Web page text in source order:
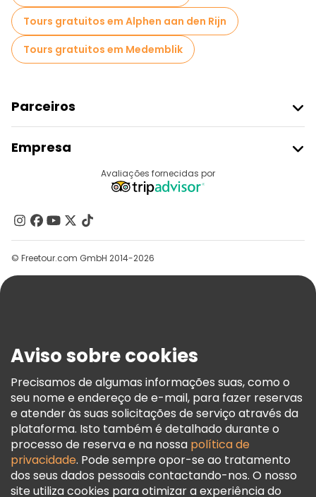
Tours gratuitos em Alphen aan den Rijn
Tours gratuitos em Medemblik
Parceiros
Registo Do Fornecedor
Programa De Afiliados
Empresa
Contacte-Nos
Grupos
Ajuda
Termos E Informações Legais
Política De Cookies
Freetour Prémios
Programa De Fidelidade
Avaliações fornecidas por
© Freetour.com GmbH 2014-2026
Aviso sobre cookies
Precisamos de algumas informações suas, como o
seu nome e endereço de e-mail, para fazer reservas
e atender às suas solicitações de serviço através da
plataforma. Isto também é detalhado durante o
processo de reserva e na nossa política de
privacidade. Pode sempre opor-se ao tratamento
dos seus dados pessoais contactando-nos. O nosso
site utiliza cookies para otimizar a experiência do